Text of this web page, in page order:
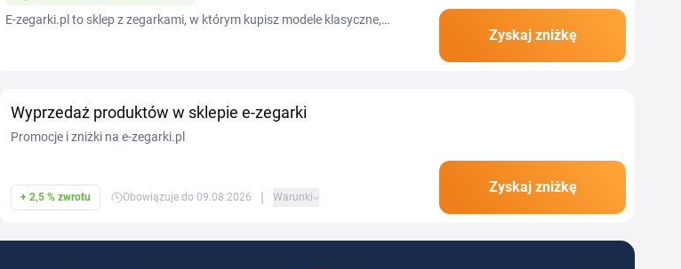
E-zegarki.pl to sklep z zegarkami, w którym kupisz modele klasyczne,
Zyskaj zniżkę
Wyprzedaż produktów w sklepie e-zegarki
Promocje i zniżki na e-zegarki.pl
+ 2,5 % zwrotu Obowiązuje do 09.08.2026 | Warunki
Zyskaj zniżkę